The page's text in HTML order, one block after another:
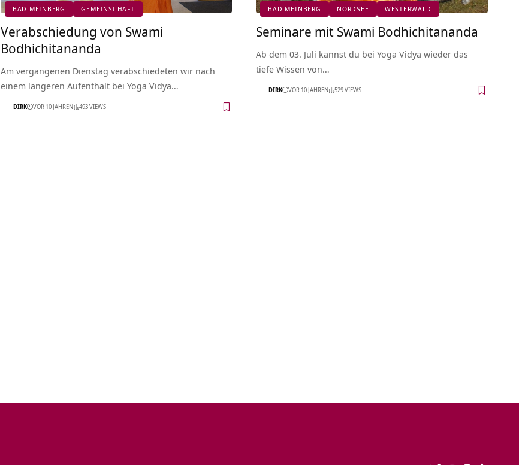
BAD MEINBERG GEMEINSCHAFT
Verabschiedung von Swami
Bodhichitananda
Am vergangenen Dienstag verabschiedeten wir nach
einem längeren Aufenthalt bei Yoga Vidya…
DIRK VOR 10 JAHREN 493 VIEWS
BAD MEINBERG NORDSEE WESTERWALD
Seminare mit Swami Bodhichitananda
Ab dem 03. Juli kannst du bei Yoga Vidya wieder das
tiefe Wissen von…
DIRK VOR 10 JAHREN 529 VIEWS